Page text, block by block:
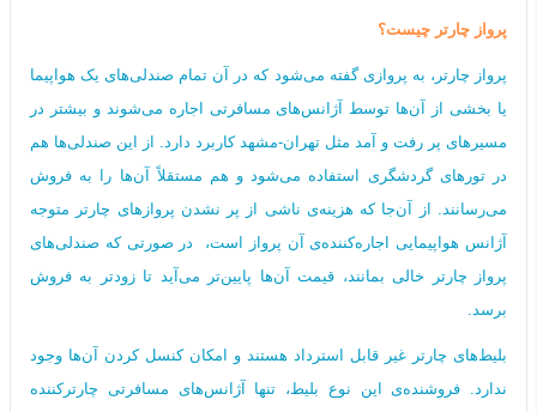
پرواز چارتر چیست؟
پرواز چارتر، به پروازی گفته می‌شود که در آن تمام صندلی‌های یک هواپیما
یا بخشی از آن‌ها توسط آژانس‌های مسافرتی اجاره می‌شوند و بیشتر در
مسیرهای پر رفت و آمد مثل تهران-مشهد کاربرد دارد. از این صندلی‌ها هم
در تورهای گردشگری استفاده می‌شود و هم مستقلاً آن‌ها را به فروش
می‌رسانند. از آن‌جا که هزینه‌ی ناشی از پر نشدن پروازهای چارتر متوجه
آژانس هواپیمایی اجاره‌کننده‌ی آن پرواز است، در صورتی که صندلی‌های
پرواز چارتر خالی بمانند، قیمت آن‌ها پایین‌تر می‌آید تا زودتر به فروش
برسد.
بلیط‌های چارتر غیر قابل استرداد هستند و امکان کنسل کردن آن‌ها وجود
ندارد. فروشنده‌ی این نوع بلیط، تنها آژانس‌های مسافرتی چارترکننده